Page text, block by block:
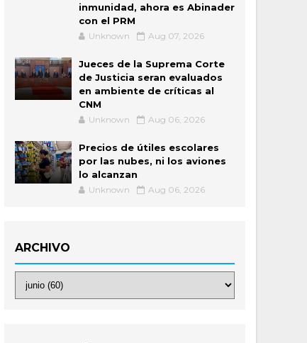
inmunidad, ahora es Abinader
con el PRM
Unknown Aug 07, 2026
Jueces de la Suprema Corte
de Justicia seran evaluados
en ambiente de críticas al
CNM
Unknown Aug 06, 2026
Precios de útiles escolares
por las nubes, ni los aviones
lo alcanzan
Unknown Aug 06, 2026
ARCHIVO